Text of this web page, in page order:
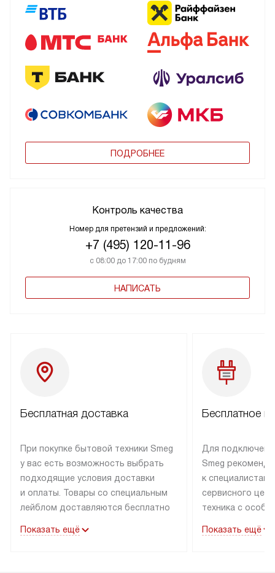
ПОДРОБНЕЕ
Контроль качества
Номер для претензий и предложений:
+7 (495) 120-11-96
с 08:00 до 17:00 по будням
НАПИСАТЬ
Бесплатная доставка
При покупке бытовой техники Smeg
у вас есть возможность выбрать
подходящие условия доставки
и оплаты. Товары со специальным
лейблом доставляются бесплатно
до подъезда. Доставка за пределы
Показать ещё
Бесплатное
Для
Smeg
к специалистам
сервисного
техника с
коммуникациям.
Показать ещё